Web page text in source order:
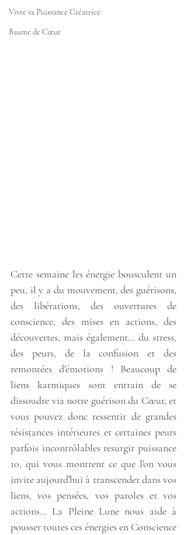
Vivre sa Puissance Créatrice
Baume de Cœur
Cette semaine les énergie bousculent un
peu, il y a du mouvement, des guérisons,
des libérations, des ouvertures de
conscience, des mises en actions, des
découvertes, mais également… du stress,
des peurs, de la confusion et des
remontées d'émotions ! Beaucoup de
liens karmiques sont entrain de se
dissoudre via notre guérison du Cœur, et
vous pouvez donc ressentir de grandes
résistances intérieures et certaines peurs
parfois incontrôlables resurgir puissance
10, qui vous montrent ce que l'on vous
invite aujourd'hui à transcender dans vos
liens, vos pensées, vos paroles et vos
actions… La Pleine Lune nous aide à
pousser toutes ces énergies en Conscience